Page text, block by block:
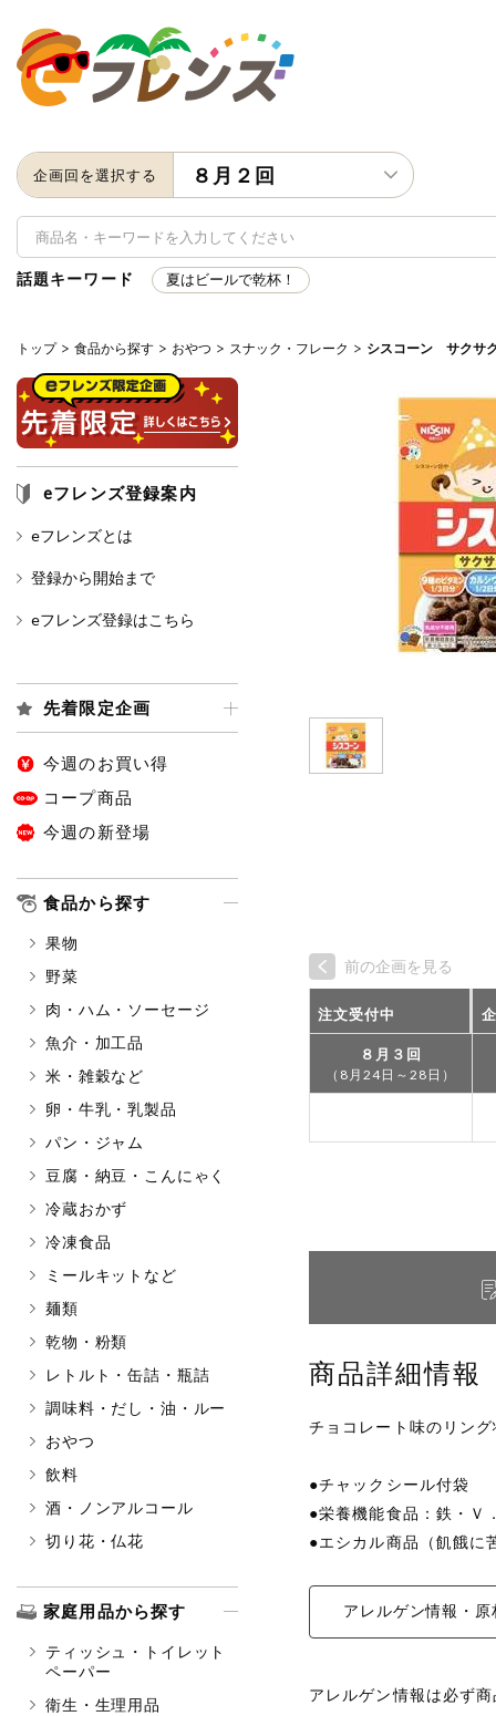
企画回を選択する ８月２回
キーワード
キーワードをすべて含む
アレルゲン情報 特定原材料と特定原材料に準ずる
鶏肉
マカダミアナッツ
アレルゲン情報は、商品企画時
話題キーワード 夏はビールで乾杯！
トップ 食品から探す おやつ スナック・フレーク シスコーン サクサ
eフレンズ登録案内
eフレンズとは
登録から開始まで
eフレンズ登録はこちら
先着限定企画
今週のお買い得
コープ商品
今週の新登場
食品から探す
果物
野菜
肉・ハム・ソーセージ
魚介・加工品
米・雑穀など
卵・牛乳・乳製品
パン・ジャム
豆腐・納豆・こんにゃく
冷蔵おかず
冷凍食品
ミールキットなど
麺類
乾物・粉類
レトルト・缶詰・瓶詰
調味料・だし・油・ルー
おやつ
飲料
酒・ノンアルコール
切り花・仏花
家庭用品から探す
ティッシュ・トイレット
ペーパー
衛生・生理用品
前の企画を見る
注文受付中
８月３回
（8月24日～28日）
商品詳細情報
チョコレート味のリン
●チャックシール付袋
●栄養機能食品：鉄・Ｖ
●エシカル商品（飢餓に
アレルゲン情報・
アレルゲン情報は必ず